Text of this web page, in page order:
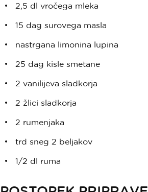
2,5 dl vročega mleka
15 dag surovega masla
nastrgana limonina lupina
25 dag kisle smetane
2 vanilijeva sladkorja
2 žlici sladkorja
2 rumenjaka
trd sneg 2 beljakov
1/2 dl ruma